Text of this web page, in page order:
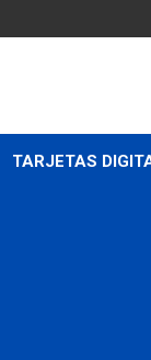
TARJETAS